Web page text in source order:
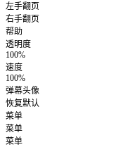
左手翻页
右手翻页
帮助
透明度
100%
速度
100%
弹幕头像
恢复默认
菜单
菜单
菜单